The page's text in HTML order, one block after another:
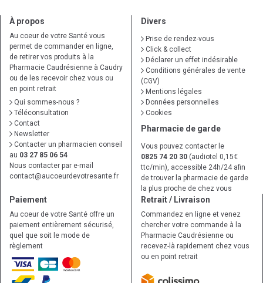
À propos
Au coeur de votre Santé vous
permet de commander en ligne,
de retirer vos produits à la
Pharmacie Caudrésienne à Caudry
ou de les recevoir chez vous ou
en point retrait
Qui sommes-nous ?
Téléconsultation
Contact
Newsletter
Contacter un pharmacien conseil
au 03 27 85 06 54
Nous contacter par e-mail
contact@aucoeurdevotresante.fr
Divers
Prise de rendez-vous
Click & collect
Déclarer un effet indésirable
Conditions générales de vente
(CGV)
Mentions légales
Données personnelles
Cookies
Pharmacie de garde
Vous pouvez contacter le
0825 74 20 30 (audiotel 0,15€
ttc/min), accessible 24h/24 afin
de trouver la pharmacie de garde
la plus proche de chez vous
Paiement
Au coeur de votre Santé offre un
paiement entièrement sécurisé,
quel que soit le mode de
règlement
Retrait / Livraison
Commandez en ligne et venez
chercher votre commande à la
Pharmacie Caudrésienne ou
recevez-là rapidement chez vous
ou en point retrait